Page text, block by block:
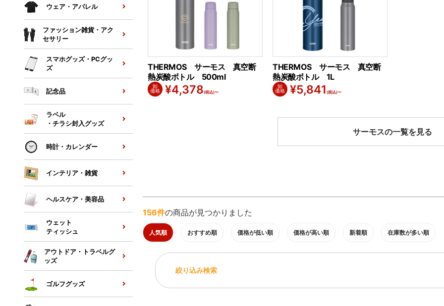
THERMOS サーモス 真空断
熱炭酸ボトル 500ml
卸
価格
¥4,378(税込)〜
THERMOS サーモス 真空断
熱炭酸ボトル 1L
卸
価格
¥5,841 (税込)〜
サーモスの一覧を見る
156件の商品が見つかりました
人気順 おすすめ順 価格が低い順 価格が高い順 新着順 在庫数が多い順
絞り込み検索
ウェア・アパレル
ファッション雑貨・アク
セサリー
スマホグッズ・PCグッ
ズ
記念品
ラベル
・チラシ封入グッズ
時計・カレンダー
インテリア・雑貨
ヘルスケア・美容品
ウェット
ティッシュ
アウトドア・トラベルグ
ッズ
ゴルフグッズ